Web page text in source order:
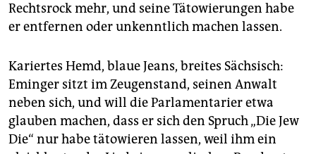
Rechtsrock mehr, und seine Tätowierungen habe
er entfernen oder unkenntlich machen lassen.
Kariertes Hemd, blaue Jeans, breites Sächsisch:
Eminger sitzt im Zeugenstand, seinen Anwalt
neben sich, und will die Parlamentarier etwa
glauben machen, dass er sich den Spruch „Die Jew
Die“ nur habe tätowieren lassen, weil ihm ein